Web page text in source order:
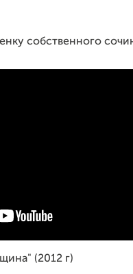
собственного
(2012 г)